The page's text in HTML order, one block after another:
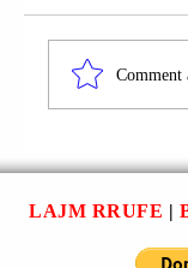
Comment
LAJM RRUFE |